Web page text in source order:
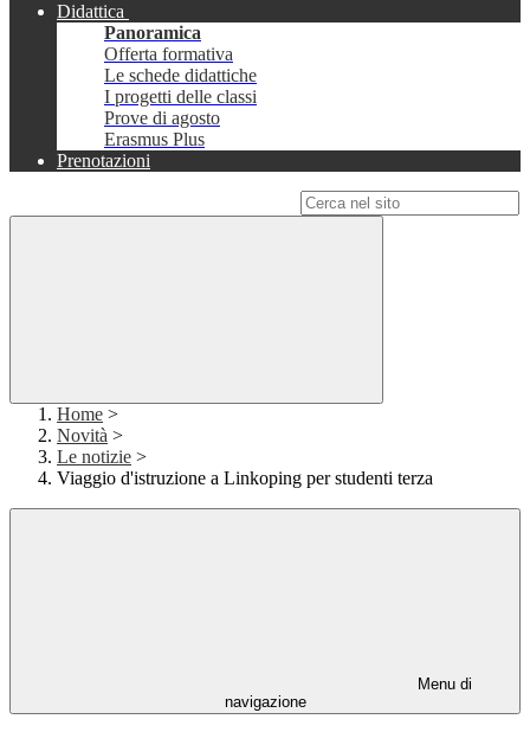
Didattica
Panoramica
Offerta formativa
Le schede didattiche
I progetti delle classi
Prove di agosto
Erasmus Plus
Prenotazioni
Home >
Novità >
Le notizie >
Viaggio d'istruzione a Linkoping per studenti terza
Menu di
navigazione